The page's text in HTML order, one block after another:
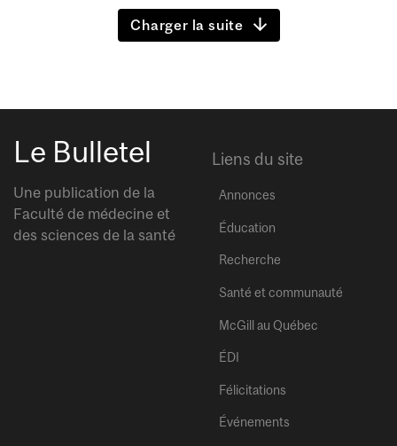
Charger la suite
Le Bulletel
Une publication de la
Faculté de médecine et
des sciences de la santé
Liens du site
Annonces
Éducation
Recherche
Santé et communauté
McGill au Québec
ÉDI
Félicitations
Événements